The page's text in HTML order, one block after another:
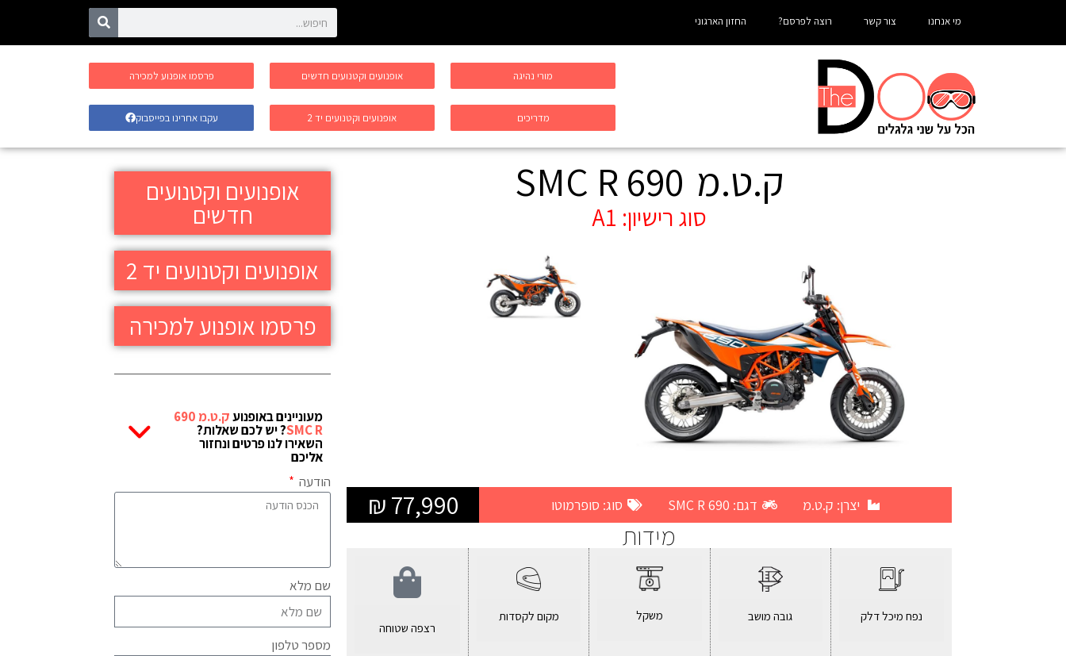
מי אנחנו צור קשר רוצה לפרסם? החזון הארגוני
מורי נהיגה
מדריכים
אופנועים וקטנועים חדשים
אופנועים וקטנועים יד 2
פרסמו אופנוע למכירה
עקבו אחרינו בפייסבוק
ק.ט.מ 690 SMC R
סוג רישיון: A1
יצרן: ק.ט.מ דגם: 690 SMC R סוג: סופרמוטו
77,990 ₪
מידות
נפח מיכל דלק גובה מושב משקל מקום לקסדות
רצפה שטוחה
אופנועים וקטנועים
חדשים
אופנועים וקטנועים יד 2
פרסמו אופנוע למכירה
מעוניינים באופנוע ק.ט.מ 690
SMC R? יש לכם שאלות?
השאירו לנו פרטים ונחזור
אליכם
הודעה
שם מלא
מספר טלפון